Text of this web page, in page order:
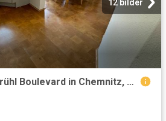
12 bilder
Big maisonette at Brühl Boulevard in Chemnitz, Chemnitz Amsterdam Apartments for Rent